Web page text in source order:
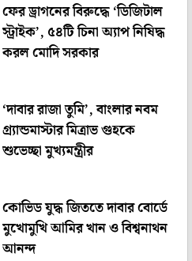
ফের ড্রাগনের বিরুদ্ধে ‘ডিজিটাল
স্ট্রাইক’, ৫৪টি চিনা অ্যাপ নিষিদ্ধ
করল মোদি সরকার
‘দাবার রাজা তুমি’, বাংলার নবম
গ্র্যান্ডমাস্টার মিত্রাভ গুহকে
শুভেচ্ছা মুখ্যমন্ত্রীর
কোভিড যুদ্ধ জিততে দাবার বোর্ডে
মুখোমুখি আমির খান ও বিশ্বনাথন
আনন্দ